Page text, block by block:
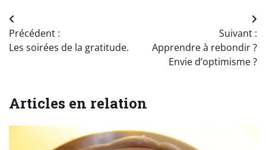
Navigation
de
Précédent :
Les soirées de la gratitude.
Suivant :
Apprendre à rebondir ?
Envie d’optimisme ?
Articles en relation